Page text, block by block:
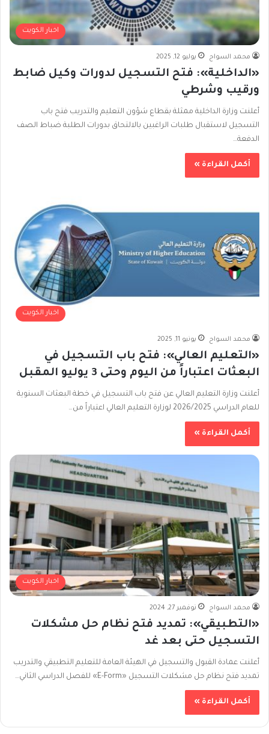
اخبار الكويت
محمد السواح يوليو 12, 2025
«الداخلية»: فتح التسجيل لدورات وكيل ضابط
ورقيب وشرطي
أعلنت وزارة الداخلية ممثلة بقطاع شؤون التعليم والتدريب فتح باب
التسجيل لاستقبال طلبات الراغبين بالالتحاق بدورات الطلبة ضباط الصف
الدفعة…
أكمل القراءة »
اخبار الكويت
محمد السواح يونيو 11, 2025
«التعليم العالي»: فتح باب التسجيل في
البعثات اعتباراً من اليوم وحتى 3 يوليو المقبل
أعلنت وزارة التعليم العالي‬⁩ عن فتح باب التسجيل في خطة البعثات السنوية
للعام الدراسي 2026/2025 لوزارة التعليم العالي اعتباراً من…
أكمل القراءة »
اخبار الكويت
محمد السواح نوفمبر 27, 2024
«التطبيقي»: تمديد فتح نظام حل مشكلات
التسجيل حتى بعد غد
أعلنت عمادة القبول والتسجيل في الهيئة العامة للتعليم التطبيقي والتدريب
تمديد فتح نظام حل مشكلات التسجيل «‏E-Form» ‏للفصل الدراسي الثاني…
أكمل القراءة »